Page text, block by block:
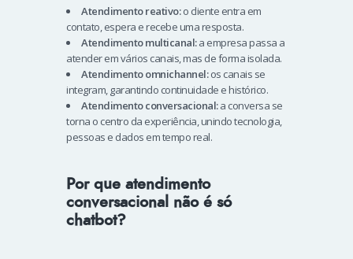
Atendimento reativo:o cliente entra em
contato, espera e recebe uma resposta.
Atendimento multicanal:a empresa passa a
atender em vários canais, mas de forma isolada.
Atendimento omnichannel:os canais se
integram, garantindo continuidade e histórico.
Atendimento conversacional:a conversa se
torna o centro da experiência, unindo tecnologia,
pessoas e dados em tempo real.
Por que atendimento
conversacional não é só
chatbot?